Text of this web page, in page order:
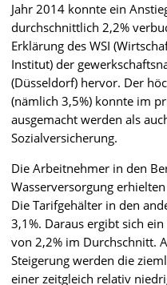
Jahr 2014 konnte ein
durchschnittlich 2,2%
Erklärung des WSI
Institut) der
(Düsseldorf) hervor. Der
(nämlich 3,5%) konnte im
ausgemacht werden als
Sozialversicherung.
Die Arbeitnehmer in den
Wasserversorgung
Die Tarifgehälter in den
3,1%. Daraus ergibt sich
von 2,2% im Durchschnitt.
Steigerung werden die
einer zeitgleich relativ